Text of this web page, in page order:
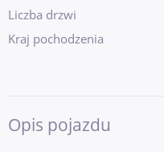
Liczba drzwi
Kraj pochodzenia
Opis pojazdu